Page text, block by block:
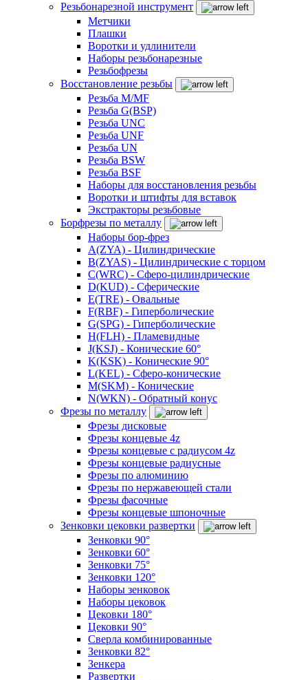
Резьбонарезной инструмент
Метчики
Плашки
Воротки и удлинители
Наборы резьбонарезные
Резьбофрезы
Восстановление резьбы
Резьба M/MF
Резьба G(BSP)
Резьба UNC
Резьба UNF
Резьба UN
Резьба BSW
Резьба BSF
Наборы для восстановления резьбы
Воротки и штифты для вставок
Экстракторы резьбовые
Борфрезы по металлу
Наборы бор-фрез
A(ZYA) - Цилиндрические
B(ZYAS) - Цилиндрические с торцом
C(WRC) - Сферо-цилиндрические
D(KUD) - Сферические
E(TRE) - Овальные
F(RBF) - Гиперболические
G(SPG) - Гиперболические
H(FLH) - Пламевидные
J(KSJ) - Конические 60°
K(KSK) - Конические 90°
L(KEL) - Сферо-конические
M(SKM) - Конические
N(WKN) - Обратный конус
Фрезы по металлу
Фрезы дисковые
Фрезы концевые 4z
Фрезы концевые с радиусом 4z
Фрезы концевые радиусные
Фрезы по алюминию
Фрезы по нержавеющей стали
Фрезы фасочные
Фрезы концевые шпоночные
Зенковки цековки развертки
Зенковки 90°
Зенковки 60°
Зенковки 75°
Зенковки 120°
Наборы зенковок
Наборы цековок
Цековки 180°
Цековки 90°
Сверла комбинированные
Зенковки 82°
Зенкера
Развертки